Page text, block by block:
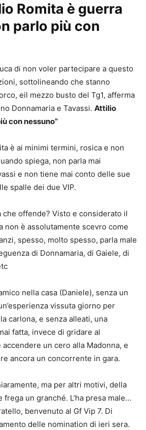
Romita è guerra
parlo più con
di non voler partecipare a questo
sottolineando che stanno
eil mezzo busto del Tg1, afferma
Donnamaria e Tavassi. Attilio
con nessuno”
è ai minimi termini, rosica e non
spiega, non parla mai
e non tiene mai conto delle sue
spalle dei due VIP.
che offende? Visto e considerato il
non è assolutamente scevro come
spesso, molto spesso, parla male
di Donnamaria, di Gaiele, di
nella casa (Daniele), senza un
vissuta giorno per
carlona, e senza alleati, una
fatta, invece di gridare al
un cero alla Madonna, e
ancora un concorrente in gara.
ma per altri motivi, della
un granché. L’ha presa male…
benvenuto al Gf Vip 7. Di
delle nomination di ieri sera.